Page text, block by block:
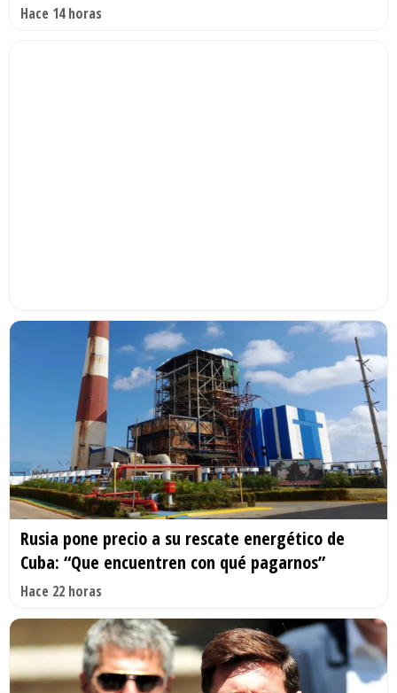
Hace 14 horas
Rusia pone precio a su rescate energético de
Cuba: “Que encuentren con qué pagarnos”
Hace 22 horas